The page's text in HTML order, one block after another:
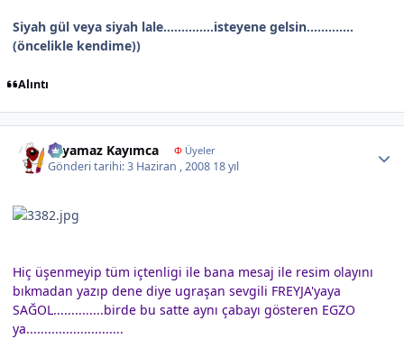
Siyah gül veya siyah lale..............isteyene gelsin.............
(öncelikle kendime))
Alıntı
Yayamaz Kayımca ΦÜyeler
Gönderi tarihi:3 Haziran , 2008 18 yıl
Hiç üşenmeyip tüm içtenligi ile bana mesaj ile resim olayını
bıkmadan yazıp dene diye ugraşan sevgili FREYJA'yaya
SAĞOL..............birde bu satte aynı çabayı gösteren EGZO
ya...........................